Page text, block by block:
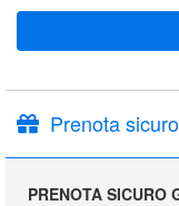
Prenota sicuro
PRENOTA SICURO